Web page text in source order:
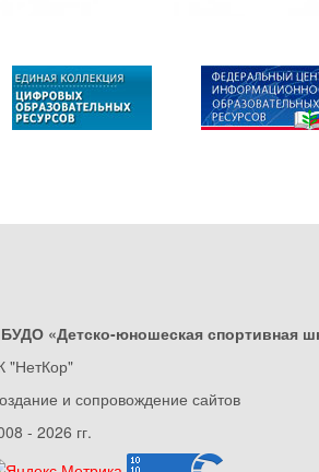
«Детско-юношеская спортивная
"НетКор"
и сопровождение сайтов
- 2026 гг.